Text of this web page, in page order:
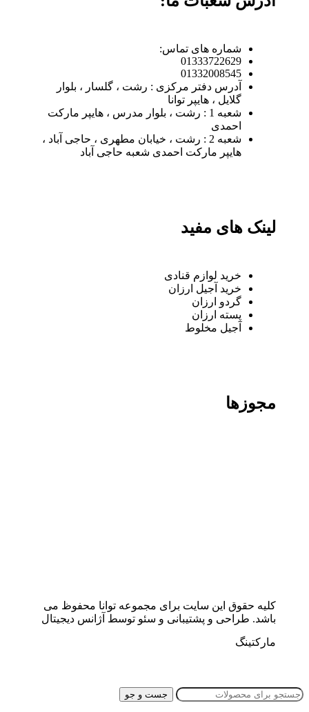
شماره های تماس:
01333722629
01332008545
آدرس دفتر مرکزی : رشت ، گلسار ، بلوار
گلایل ، هایپر توانا
شعبه 1 : رشت ، بلوار مدرس ، هایپر مارکت
احمدی
شعبه 2 : رشت ، خیابان مطهری ، حاجی آباد ،
هایپر مارکت احمدی شعبه حاجی آباد
لینک های مفید
خرید لوازم قنادی
خرید آجیل ارزان
گردو ارزان
پسته ارزان
آجیل مخلوط
مجوزها
کلیه حقوق این سایت برای مجموعه توانا محفوظ می
باشد. طراحی و پشتیبانی و سئو توسط آژانس دیجیتال
مارکتینگ
جست و جو